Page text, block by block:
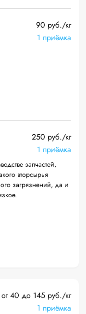
90 руб./кг
1 приёмка
250 руб./кг
1 приёмка
запчастей,
вторсырья
загрязнений, да и
от 40 до 145 руб./кг
1 приёмка